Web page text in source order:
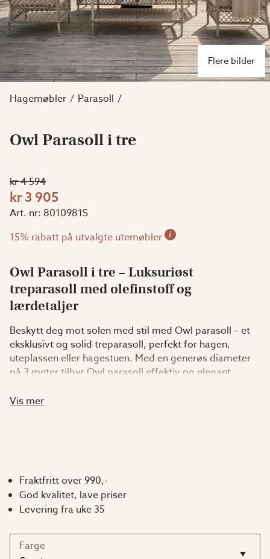
Flere bilder
Hagemøbler Parasoll
Owl Parasoll i tre
kr 4 594
kr 3 905
Art. nr: 8010981S
15% rabatt på utvalgte utemøbler
i
Owl Parasoll i tre – Luksuriøst
treparasoll med olefinstoff og
lærdetaljer
Beskytt deg mot solen med stil med Owl parasoll – et
eksklusivt og solid treparasoll, perfekt for hagen,
uteplassen eller hagestuen. Med en generøs diameter
på 3 meter tilbyr Owl parasoll effektiv og elegant
å passe din utendørsinnredning.
Parasollets stang er laget av robust bøk og har en
naturlig vakker finish. Kompletter gjerne med vår Daze
parasollfot for et komplett og stabilt parasollsett.
Vis mer
Fraktfritt over 990,-
God kvalitet, lave priser
Levering fra uke 35
Farge